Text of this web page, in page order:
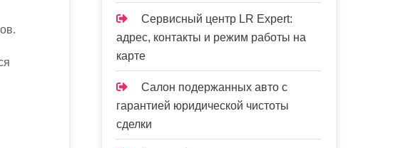
Сервисный центр LR Expert:
адрес, контакты и режим работы на
карте
Салон подержанных авто с
гарантией юридической чистоты
сделки